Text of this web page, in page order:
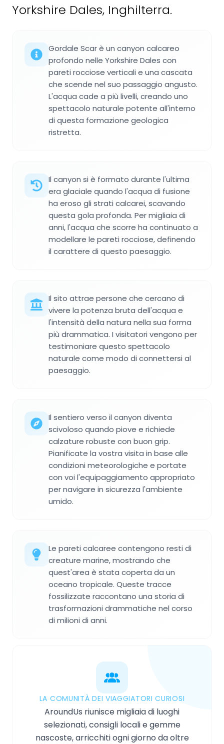
Yorkshire Dales, Inghilterra.
Gordale Scar è un canyon calcareo
profondo nelle Yorkshire Dales con
pareti rocciose verticali e una cascata
che scende nel suo passaggio angusto.
L'acqua cade a più livelli, creando uno
spettacolo naturale potente all'interno
di questa formazione geologica
ristretta.
Il canyon si è formato durante l'ultima
era glaciale quando l'acqua di fusione
ha eroso gli strati calcarei, scavando
questa gola profonda. Per migliaia di
anni, l'acqua che scorre ha continuato a
modellare le pareti rocciose, definendo
il carattere di questo paesaggio.
Il sito attrae persone che cercano di
vivere la potenza bruta dell'acqua e
l'intensità della natura nella sua forma
più drammatica. I visitatori vengono per
testimoniare questo spettacolo
naturale come modo di connettersi al
paesaggio.
Il sentiero verso il canyon diventa
scivoloso quando piove e richiede
calzature robuste con buon grip.
Pianificate la vostra visita in base alle
condizioni meteorologiche e portate
con voi l'equipaggiamento appropriato
per navigare in sicurezza l'ambiente
umido.
Le pareti calcaree contengono resti di
creature marine, mostrando che
quest'area è stata coperta da un
oceano tropicale. Queste tracce
fossilizzate raccontano una storia di
trasformazioni drammatiche nel corso
di milioni di anni.
LA COMUNITÀ DEI VIAGGIATORI CURIOSI
AroundUs riunisce migliaia di luoghi
selezionati, consigli locali e gemme
nascoste, arricchiti ogni giorno da oltre